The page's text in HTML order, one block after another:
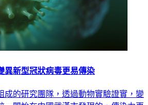
新型冠狀病毒更易傳染
成的研究團隊，透過動物實驗證實，變